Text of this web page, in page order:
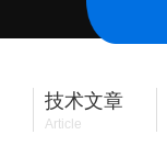
技术文章
Article